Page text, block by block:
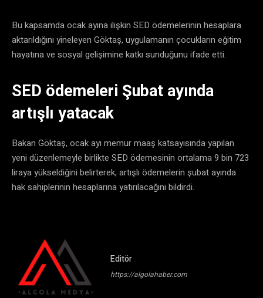
Bu kapsamda ocak ayına ilişkin SED ödemelerinin hesaplara
aktarıldığını yineleyen Göktaş, uygulamanın çocukların eğitim
hayatına ve sosyal gelişimine katkı sunduğunu ifade etti.
SED ödemeleri Şubat ayında
artışlı yatacak
Bakan Göktaş, ocak ayı memur maaş katsayısında yapılan
yeni düzenlemeyle birlikte SED ödemesinin ortalama 9 bin 723
liraya yükseldiğini belirterek, artışlı ödemelerin şubat ayında
hak sahiplerinin hesaplarına yatırılacağını bildirdi.
Editör
https://algolahaber.com